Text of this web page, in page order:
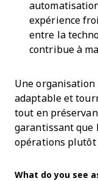
expérience
entre la
contribue à
Une organisation
adaptable et
tout en
garantissant que
opérations plutôt
What do you see